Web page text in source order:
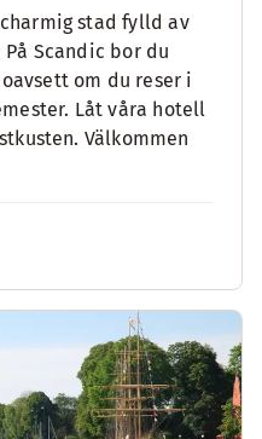
stad fylld av
Scandic bor du
om du reser i
Låt våra hotell
Välkommen